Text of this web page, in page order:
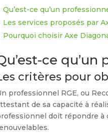
Qu’est-ce qu’un
Les services proposés par
Pourquoi choisir Axe
ce qu’un
critères pour
professionnel RGE, ou
de sa capacité à
doit répondre à